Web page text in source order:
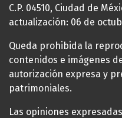
C.P. 04510, Ciudad de
actualización: 06 de
Queda prohibida la
contenidos e imágenes
autorización expresa y
patrimoniales.
Las opiniones